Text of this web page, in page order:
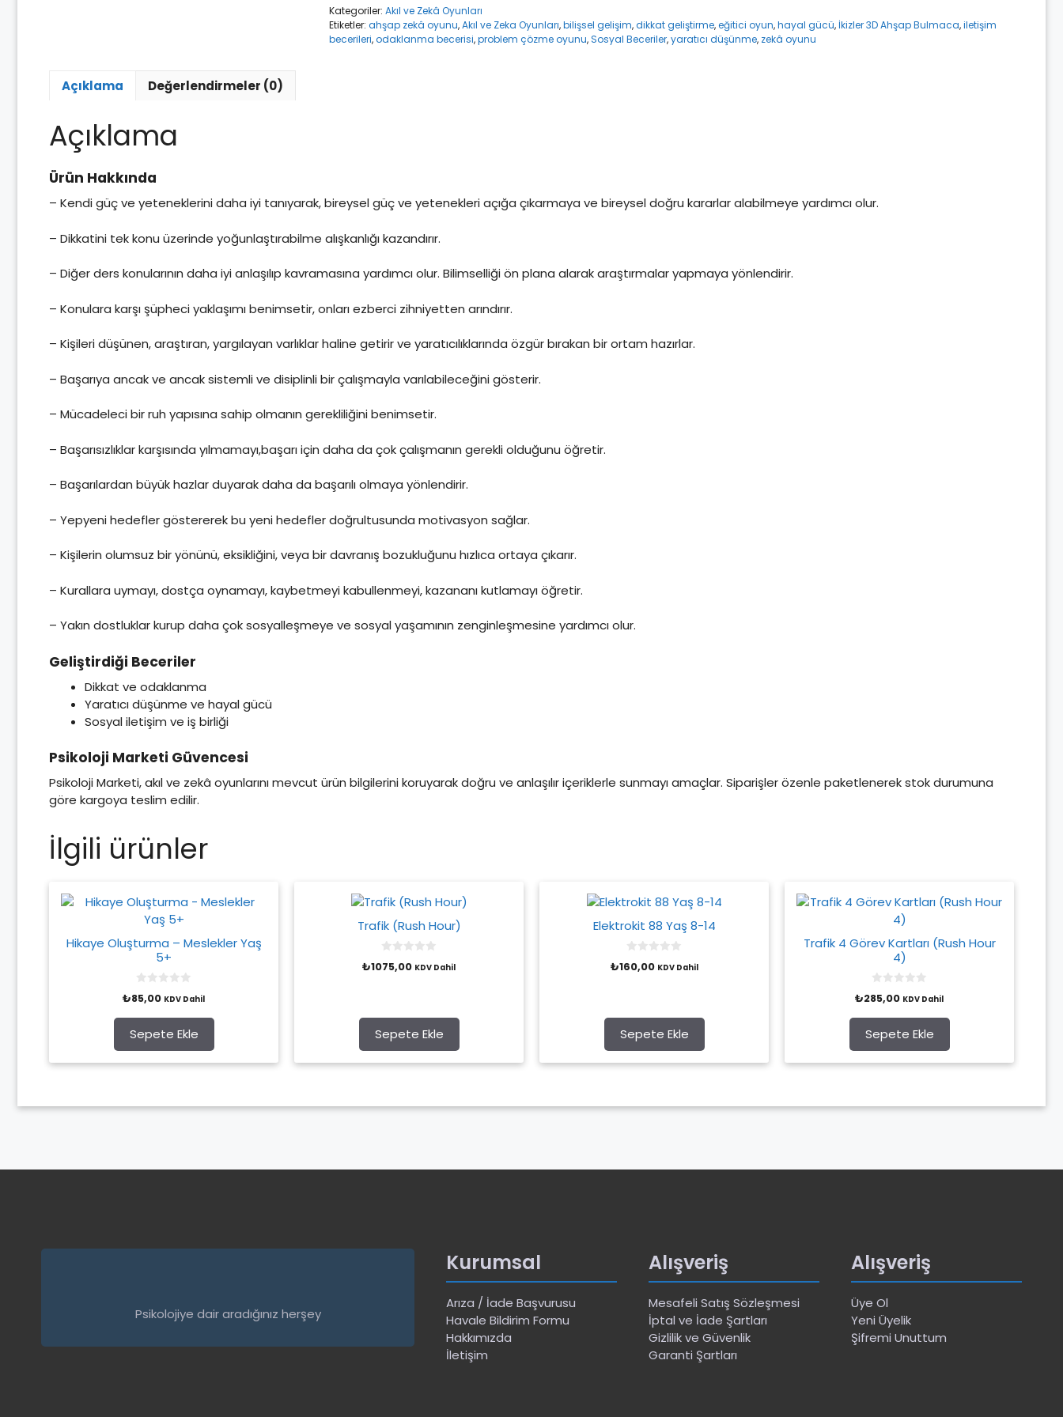
Kategoriler: Akıl ve Zekâ Oyunları
Etiketler: ahşap zekâ oyunu,Akıl ve Zeka Oyunları,bilişsel gelişim,dikkat geliştirme,eğitici oyun,hayal gücü, İkizler 3D Ahşap Bulmaca,iletişim
becerileri,odaklanma becerisi,problem çözme oyunu,Sosyal Beceriler,yaratıcı düşünme, zekâ oyunu
Açıklama Değerlendirmeler (0)
Açıklama
Ürün Hakkında
– Kendi güç ve yeteneklerini daha iyi tanıyarak, bireysel güç ve yetenekleri açığa çıkarmaya ve bireysel doğru kararlar alabilmeye yardımcı olur.
– Dikkatini tek konu üzerinde yoğunlaştırabilme alışkanlığı kazandırır.
– Diğer ders konularının daha iyi anlaşılıp kavramasına yardımcı olur. Bilimselliği ön plana alarak araştırmalar yapmaya yönlendirir.
– Konulara karşı şüpheci yaklaşımı benimsetir, onları ezberci zihniyetten arındırır.
– Kişileri düşünen, araştıran, yargılayan varlıklar haline getirir ve yaratıcılıklarında özgür bırakan bir ortam hazırlar.
– Başarıya ancak ve ancak sistemli ve disiplinli bir çalışmayla varılabileceğini gösterir.
– Mücadeleci bir ruh yapısına sahip olmanın gerekliliğini benimsetir.
– Başarısızlıklar karşısında yılmamayı,başarı için daha da çok çalışmanın gerekli olduğunu öğretir.
– Başarılardan büyük hazlar duyarak daha da başarılı olmaya yönlendirir.
– Yepyeni hedefler göstererek bu yeni hedefler doğrultusunda motivasyon sağlar.
– Kişilerin olumsuz bir yönünü, eksikliğini, veya bir davranış bozukluğunu hızlıca ortaya çıkarır.
– Kurallara uymayı, dostça oynamayı, kaybetmeyi kabullenmeyi, kazananı kutlamayı öğretir.
– Yakın dostluklar kurup daha çok sosyalleşmeye ve sosyal yaşamının zenginleşmesine yardımcı olur.
Geliştirdiği Beceriler
Dikkat ve odaklanma
Yaratıcı düşünme ve hayal gücü
Sosyal iletişim ve iş birliği
Psikoloji Marketi Güvencesi
Psikoloji Marketi, akıl ve zekâ oyunlarını mevcut ürün bilgilerini koruyarak doğru ve anlaşılır içeriklerle sunmayı amaçlar. Siparişler özenle paketlenerek stok durumuna
göre kargoya teslim edilir.
İlgili ürünler
Hikaye Oluşturma – Meslekler Yaş
5+
0
o
t
o
f
5
₺85,00 KDV Dahil
Sepete Ekle
Trafik (Rush Hour)
0
o
5
₺1075,00 KDV Dahil
Sepete Ekle
Elektrokit 88 Yaş 8-14
0
o
5
₺160,00 KDV Dahil
Sepete Ekle
Trafik 4 Görev Kartları (Rush Hour
4)
0
o
t
o
f
5
₺285,00 KDV Dahil
Sepete Ekle
Psikolojiye dair aradığınız herşey
Kurumsal
Arıza / İade Başvurusu
Havale Bildirim Formu
Hakkımızda
İletişim
Alışveriş
Mesafeli Satış Sözleşmesi
İptal ve İade Şartları
Gizlilik ve Güvenlik
Garanti Şartları
Alışveriş
Üye Ol
Yeni Üyelik
Şifremi Unuttum